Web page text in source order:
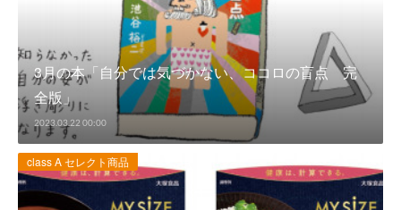
3月の本「自分では気づかない、ココロの盲点 完
全版」
2023.03.22 00:00
class A セレクト商品